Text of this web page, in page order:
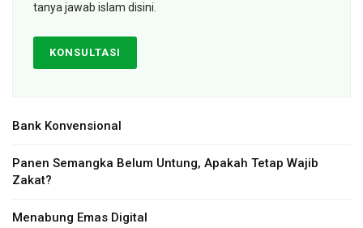
tanya jawab islam disini.
KONSULTASI
Bank Konvensional
Panen Semangka Belum Untung, Apakah Tetap Wajib
Zakat?
Menabung Emas Digital